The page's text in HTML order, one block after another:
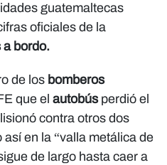
guatemaltecas
oficiales de la
a bordo.
de los bomberos
que el autobús perdió el
contra otros dos
en la “valla metálica de
de largo hasta caer a